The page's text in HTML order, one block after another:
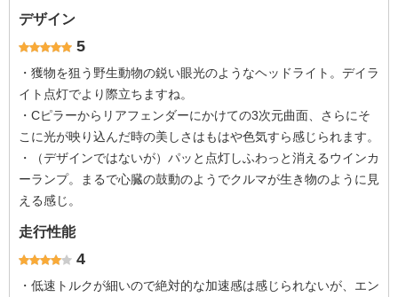
デザイン
5
・獲物を狙う野生動物の鋭い眼光のようなヘッドライト。デイラ
イト点灯でより際立ちますね。
・Cピラーからリアフェンダーにかけての3次元曲面、さらにそ
こに光が映り込んだ時の美しさはもはや色気すら感じられます。
・（デザインではないが）パッと点灯しふわっと消えるウインカ
ーランプ。まるで心臓の鼓動のようでクルマが生き物のように見
える感じ。
走行性能
4
・低速トルクが細いので絶対的な加速感は感じられないが、エン